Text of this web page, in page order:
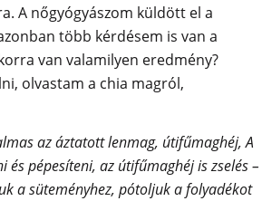
A nőgyógyászom küldött el a
több kérdésem is van a
van valamilyen eredmény?
olvastam a chia magról,
az áztatott lenmag, útifűmaghéj, A
pépesíteni, az útifűmaghéj is zselés –
a süteményhez, pótoljuk a folyadékot